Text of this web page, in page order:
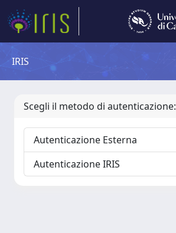
IRIS
Scegli il metodo di autenticazione:
Autenticazione Esterna
Autenticazione IRIS